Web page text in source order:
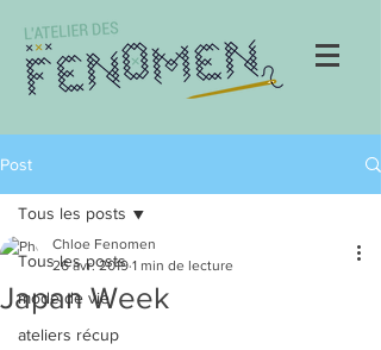
Post
Tous les posts
mode de vie
ateliers récup
Tous les posts
Japan Week
Chloe Fenomen
26 avr. 2019 1 min de lecture